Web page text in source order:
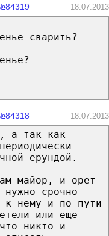
18.07.2013
сварить?
18.07.2013
а так как
ерундой.
майор, и орет
срочно
к нему и по пути
или еще
никто и